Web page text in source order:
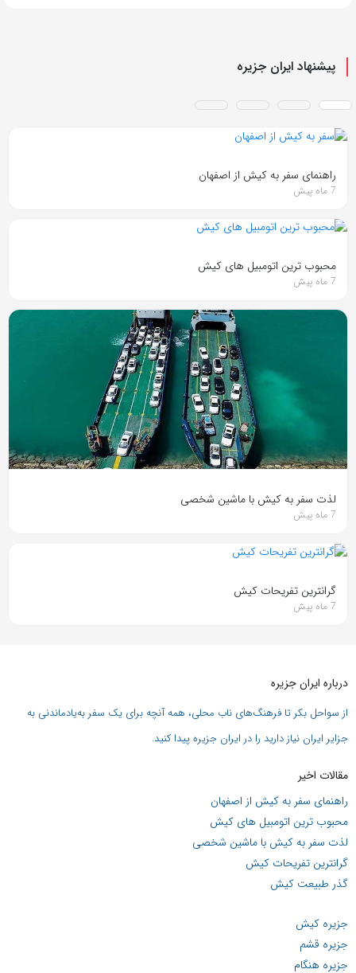
پیشنهاد ایران جزیره
راهنمای سفر به کیش از اصفهان
7 ماه پیش
محبوب ترین اتومبیل های کیش
7 ماه پیش
لذت سفر به کیش با ماشین شخصی
7 ماه پیش
گرانترین تفریحات کیش
7 ماه پیش
درباره ایران جزیره
از سواحل بکر تا فرهنگ‌های ناب محلی، همه آنچه برای یک سفر به‌یادماندنی به
جزایر ایران نیاز دارید را در ایران جزیره پیدا کنید.
مقالات اخیر
راهنمای سفر به کیش از اصفهان
محبوب ترین اتومبیل های کیش
لذت سفر به کیش با ماشین شخصی
گرانترین تفریحات کیش
گذر طبیعت کیش
جزیره کیش
جزیره قشم
جزیره هنگام